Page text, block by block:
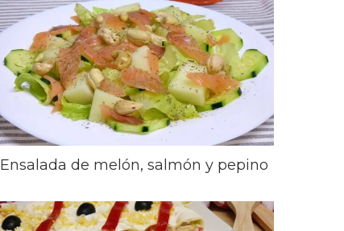
Ensalada de melón, salmón y pepino